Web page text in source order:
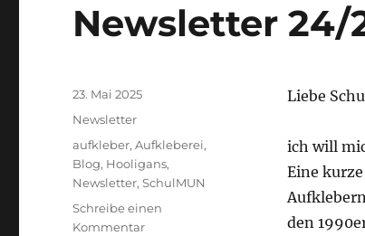
Newsletter 24/
Liebe
ich will
Eine
den
Veröffentlicht
23. Mai 2025
Kategorien
Newsletter
Schlagwörter
aufkleber,Aufkleberei,
Blog, Hooligans,
Newsletter,SchulMUN
Schreibe einen
Kommentarzu